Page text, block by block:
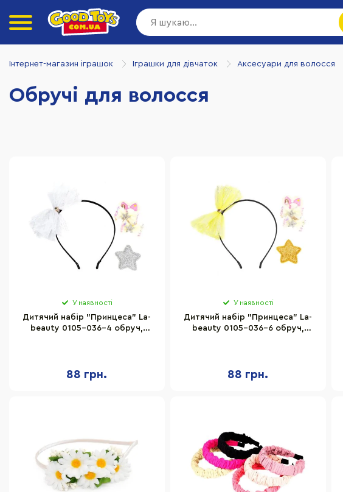
Інтернет-магазин іграшок Іграшки для дівчаток Аксесуари для волосся
Обручі для волосся
У наявності
Дитячий набір "Принцеса" La-
beauty 0105-036-4 обруч,
88 грн.
У наявності
Дитячий набір "Принцеса" La-
beauty 0105-036-6 обруч,
88 грн.